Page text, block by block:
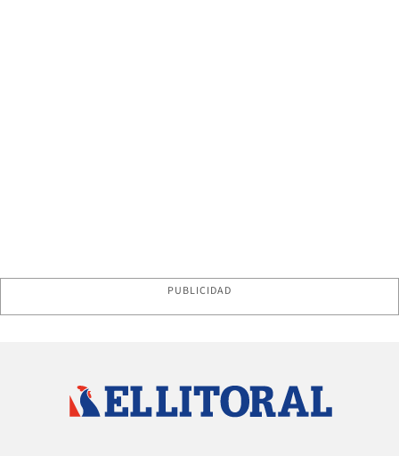
PUBLICIDAD